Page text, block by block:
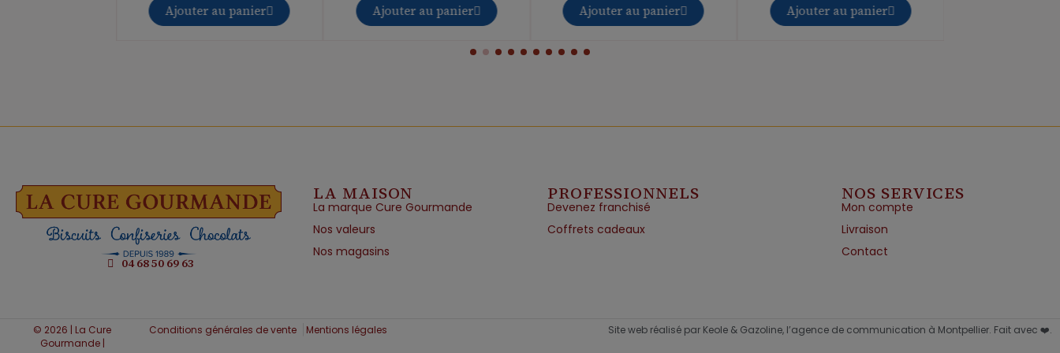
Ajouter au panier Ajouter au panier Ajouter au panier Ajouter au panier
04 68 50 69 63
LA MAISON
La marque Cure Gourmande
Nos valeurs
Nos magasins
PROFESSIONNELS
Devenez franchisé
Coffrets cadeaux
NOS SERVICES
Mon compte
Livraison
Contact
© 2026 | La Cure
Gourmande |
Conditions générales de vente Mentions légales Site web réalisé par Keole & Gazoline, l’agence de communication à Montpellier. Fait avec ❤️.